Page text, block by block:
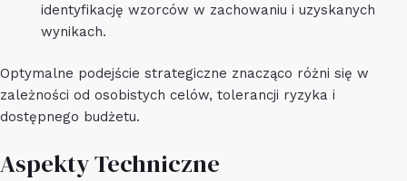
identyfikację wzorców w zachowaniu i uzyskanych
wynikach.
Optymalne podejście strategiczne znacząco różni się w
zależności od osobistych celów, tolerancji ryzyka i
dostępnego budżetu.
Aspekty Techniczne